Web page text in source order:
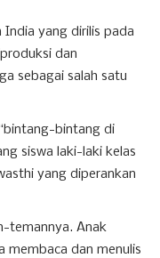
India yang dirilis pada
dan
sebagai salah satu
bintang di
siswa laki-laki kelas
yang diperankan
temannya. Anak
membaca dan menulis